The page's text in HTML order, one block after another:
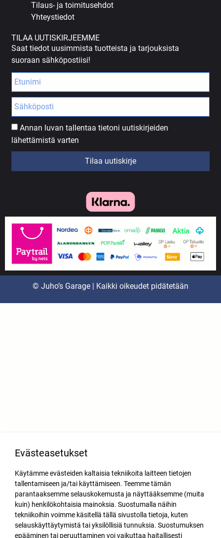
Tilaus- ja toimitusehdot
Yhteystiedot
TILAA UUTISKIRJEEMME
Saat tiedot uusimmista tuotteista ja tarjouksista
suoraan sähköpostiisi!
Annan luvan tallentaa tietoni uutiskirjeiden
lähettämistä varten
Tilaa uutiskirje
© Juho’s Garage | Kaikki oikeudet pidätetään
Evästeasetukset
Käytämme evästeiden kaltaisia tekniikoita laitteen tietojen
tallentamiseen ja/tai käyttämiseen. Teemme tämän
parantaaksemme selauskokemusta ja näyttääksemme (muita
kuin) henkilökohtaisia mainoksia. Suostumalla näihin
tekniikoihin voimme käsitellä tällä sivustolla tietoja, kuten
selauskäyttäytymistä tai yksilöllisiä tunnuksia. Suostumuksen
epääminen tai peruuttaminen voi vaikuttaa haitallisesti